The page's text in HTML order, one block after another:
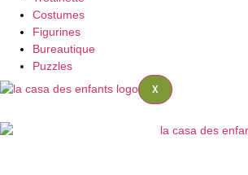
Costumes
Figurines
Bureautique
Puzzles
X